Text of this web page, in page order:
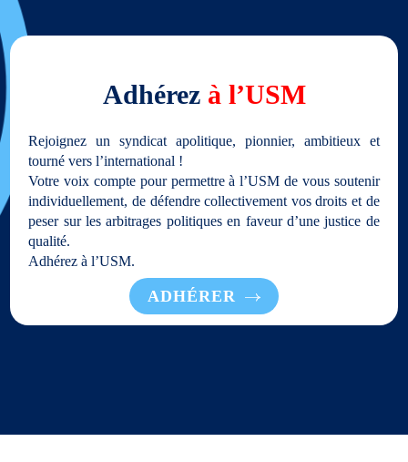
Adhérezà l’USM
Rejoignez un syndicat apolitique, pionnier, ambitieux et
tourné vers l’international !
Votre voix compte pour permettre à l’USM de vous soutenir
individuellement, de défendre collectivement vos droits et de
peser sur les arbitrages politiques en faveur d’une justice de
qualité.
Adhérez à l’USM.
ADHÉRER